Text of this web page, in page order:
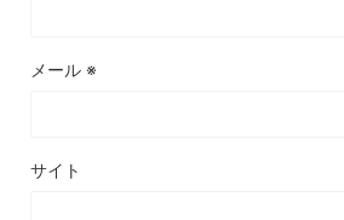
メール ※
サイト